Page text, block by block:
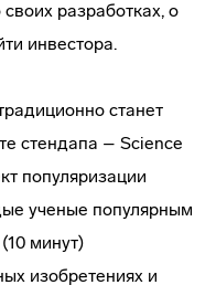
разработках, о
инвестора.
станет
стендапа – Science
популяризации
ученые популярным
минут)
изобретениях и